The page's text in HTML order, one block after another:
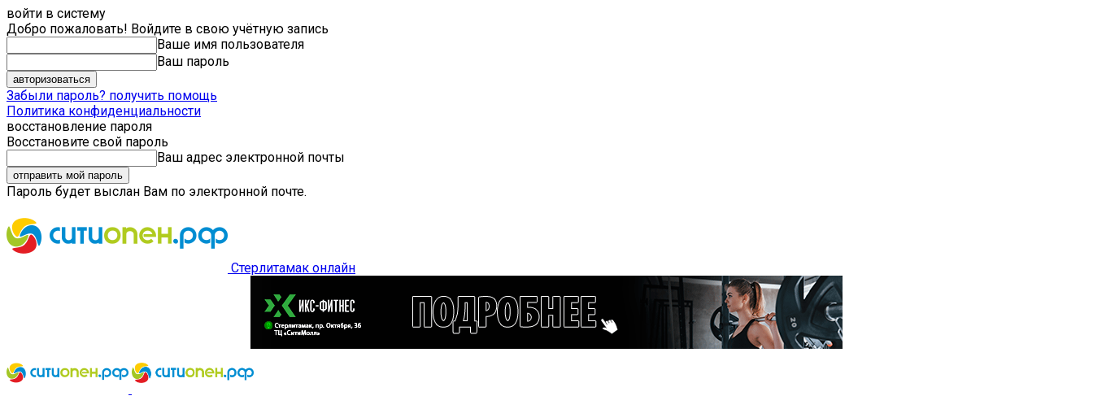
войти в систему
Добро пожаловать! Войдите в свою учётную запись
Ваше имя пользователя
Ваш пароль
Забыли пароль? получить помощь
Политика конфиденциальности
восстановление пароля
Восстановите свой пароль
Ваш адрес электронной почты
Пароль будет выслан Вам по электронной почте.
Стерлитамак онлайн